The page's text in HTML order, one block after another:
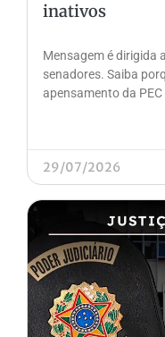
inativos
Mensagem é dirigida
senadores. Saiba
apensamento da
29/07/2026